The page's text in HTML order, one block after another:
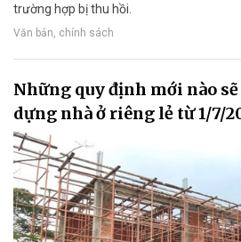
trường hợp bị thu hồi.
Văn bản, chính sách
Những quy định mới nào
dựng nhà ở riêng lẻ từ 1/7/